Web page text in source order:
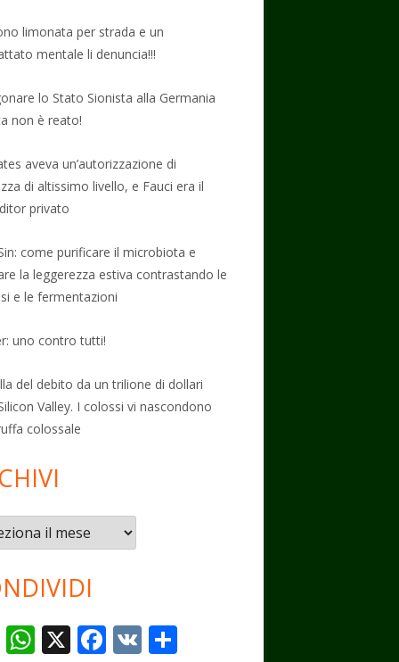
limonata per strada e un
mentale li denuncia!!!
lo Stato Sionista alla Germania
non è reato!
aveva un’autorizzazione di
di altissimo livello, e Fauci era il
privato
come purificare il microbiota e
la leggerezza estiva contrastando le
e le fermentazioni
uno contro tutti!
del debito da un trilione di dollari
Valley. I colossi vi nascondono
colossale
T W X F V